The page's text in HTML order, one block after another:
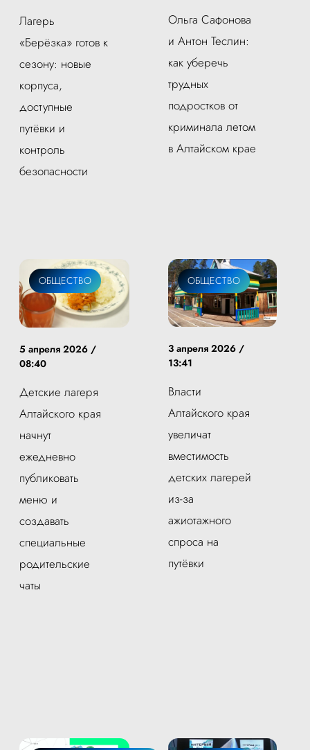
Лагерь
«Берёзка» готов к
сезону: новые
корпуса,
доступные
путёвки и
контроль
безопасности
Ольга Сафонова
и Антон Теслин:
как уберечь
трудных
подростков от
криминала летом
в Алтайском крае
ОБЩЕСТВО
5 апреля 2026 /
08:40
Детские лагеря
Алтайского края
начнут
ежедневно
публиковать
меню и
создавать
специальные
родительские
чаты
ОБЩЕСТВО
3 апреля 2026 /
13:41
Власти
Алтайского края
увеличат
вместимость
детских лагерей
из-за
ажиотажного
спроса на
путёвки